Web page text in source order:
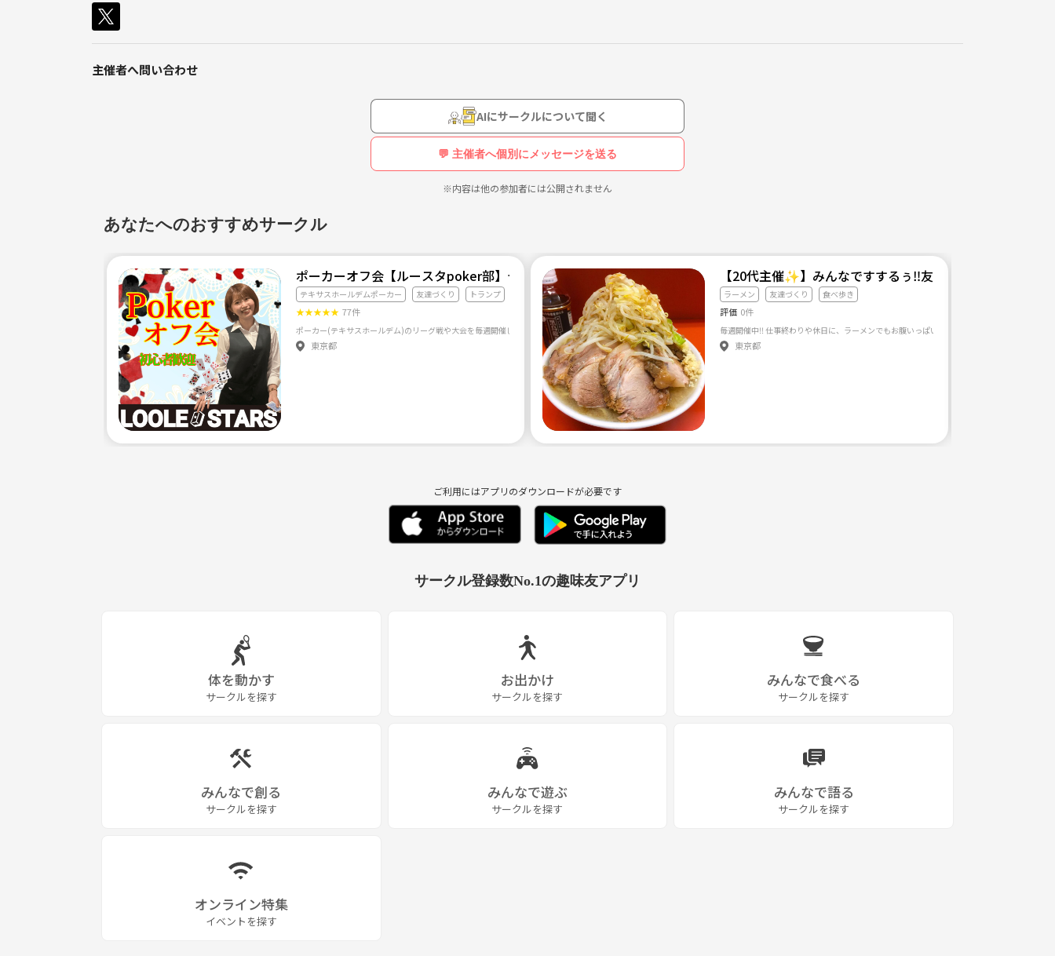
皆様のおすすめも是非聞きたいのでよろしくお願いします。
主催者へ問い合わせ
AIにサークルについて聞く
💬 主催者へ個別にメッセージを送る
※内容は他の参加者には公開されません
あなたへのおすすめサークル
ポーカーオフ会【ルースタpoker部】テキサスホールデム！20代・30代・40代！女性参加多め！同じ趣味で仲間作り！
テキサスホールデムポーカー 友達づくり トランプ
★★★★★ 77件
ポーカー(テキサスホールデム)のリーグ戦や大会を毎週開催します！ 初心者の方大歓迎！ ポーカー好きな仲間を作って、みんなで楽しく遊びましょう！！ ※初心者の方や他の参加者の方に優しくない方の参加はお断
東京都
【20代主催✨】みんなですするぅ‼️友達作れるラーメン部
ラーメン 友達づくり 食べ歩き
評価 0件
東京都
ご利用にはアプリのダウンロードが必要です
サークル登録数No.1の趣味友アプリ
体を動かす
サークルを探す
お出かけ
サークルを探す
みんなで食べる
サークルを探す
みんなで創る
サークルを探す
みんなで遊ぶ
サークルを探す
みんなで語る
サークルを探す
オンライン特集
イベントを探す